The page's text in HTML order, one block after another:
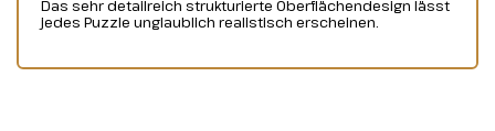
Das sehr detailreich strukturierte Oberflächendesign lässt
jedes Puzzle unglaublich realistisch erscheinen.